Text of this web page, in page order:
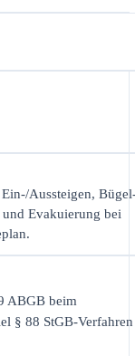
Aussteigen,
Evakuierung bei
ABGB beim
§ 88 StGB-Verfahren